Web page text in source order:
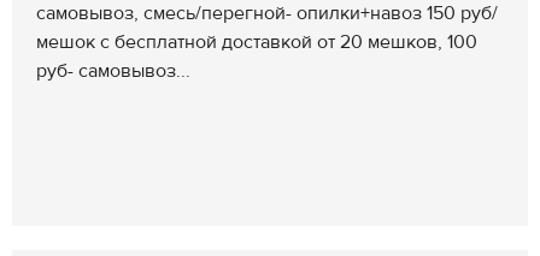
самовывоз, смесь/перегной- опилки+навоз 150 руб/
мешок с бесплатной доставкой от 20 мешков, 100
руб- самовывоз...